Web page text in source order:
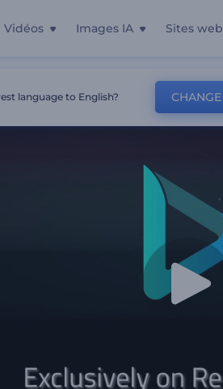
Vidéos Images IA Sites web
language to English? CHANGE